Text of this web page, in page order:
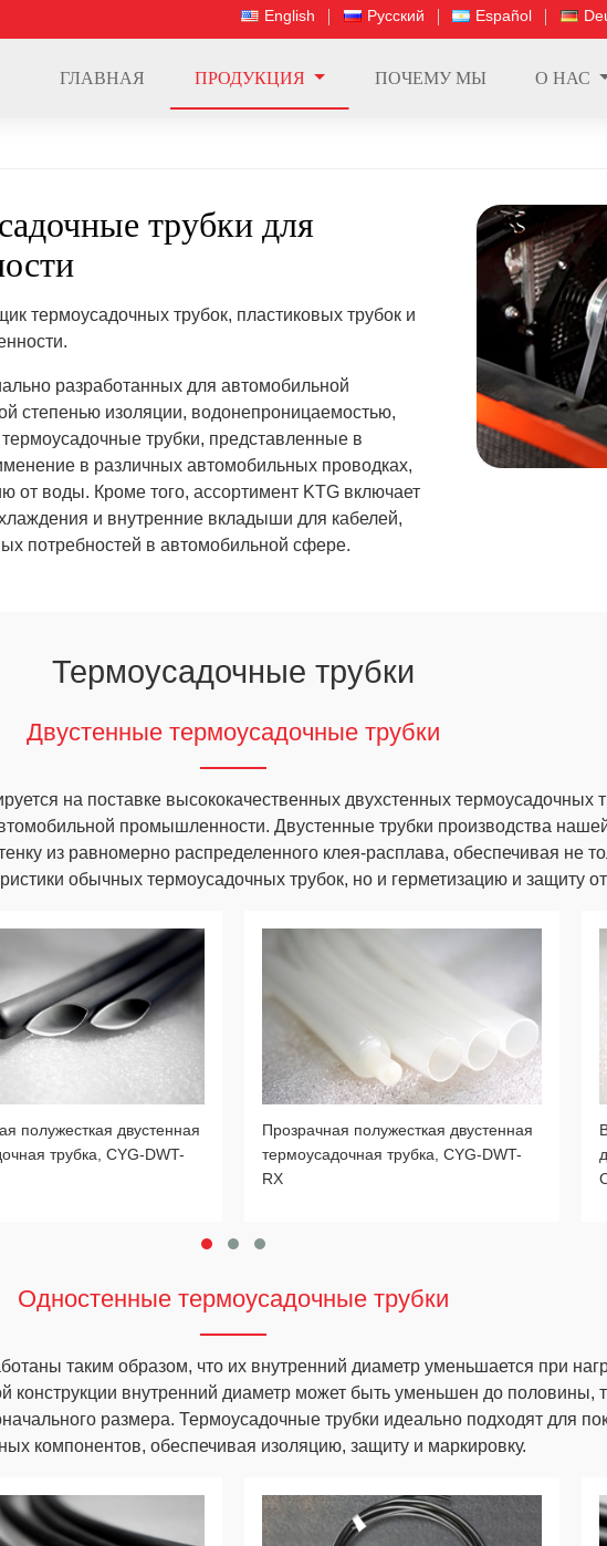
English Русский Español
ГЛАВНАЯ ПРОДУКЦИЯ ПОЧЕМУ МЫ О НАС
трубки для
термоусадочных трубок, пластиковых трубок и
разработанных для автомобильной
степенью изоляции, водонепроницаемостью,
трубки, представленные в
в различных автомобильных проводках,
от воды. Кроме того, ассортимент KTG включает
и внутренние вкладыши для кабелей,
потребностей в автомобильной сфере.
Термоусадочные трубки
Двустенные термоусадочные трубки
на поставке высококачественных двухстенных термоусадочных
промышленности. Двустенные трубки производства
из равномерно распределенного клея-расплава, обеспечивая не
обычных термоусадочных трубок, но и герметизацию и защиту
полужесткая двустенная
трубка, CYG-DWT-
Прозрачная полужесткая двустенная
термоусадочная трубка, CYG-DWT-
RX
Одностенные термоусадочные трубки
таким образом, что их внутренний диаметр уменьшается при
конструкции внутренний диаметр может быть уменьшен до половины,
размера. Термоусадочные трубки идеально подходят для
компонентов, обеспечивая изоляцию, защиту и маркировку.